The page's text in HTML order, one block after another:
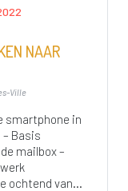
NAAR
Ville
smartphone in
Basis
mailbox –
ochtend van...